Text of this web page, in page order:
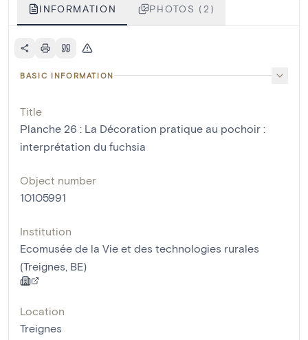
INFORMATION PHOTOS (2)
BASIC INFORMATION
Title
Planche 26 : La Décoration pratique au pochoir :
interprétation du fuchsia
Object number
10105991
Institution
Ecomusée de la Vie et des technologies rurales
(Treignes, BE)
Location
Treignes